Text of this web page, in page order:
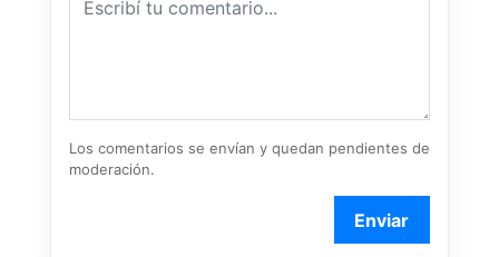
Los comentarios se envían y quedan pendientes de
moderación.
Enviar